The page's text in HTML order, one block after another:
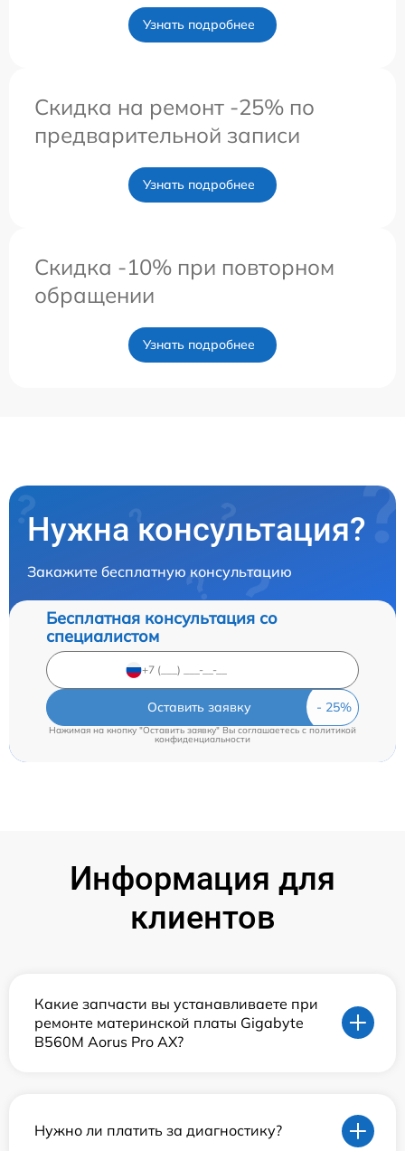
Узнать подробнее
Скидка на ремонт -25% по
предварительной записи
Узнать подробнее
Скидка -10% при повторном
обращении
Узнать подробнее
Нужна консультация?
Закажите бесплатную консультацию
Бесплатная консультация со
специалистом
Оставить заявку
Нажимая на кнопку "Оставить заявку" Вы соглашаетесь cполитикой
конфиденциальности
Информация для
клиентов
Какие запчасти вы устанавливаете при
ремонте материнской платы Gigabyte
B560M Aorus Pro AX?
Нужно ли платить за диагностику?